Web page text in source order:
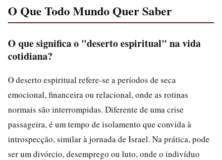
O Que Todo Mundo Quer Saber
O que significa o "deserto espiritual" na vida
cotidiana?
O deserto espiritual refere-se a períodos de seca
emocional, financeira ou relacional, onde as rotinas
normais são interrompidas. Diferente de uma crise
passageira, é um tempo de isolamento que convida à
introspecção, similar à jornada de Israel. Na prática, pode
ser um divórcio, desemprego ou luto, onde o indivíduo